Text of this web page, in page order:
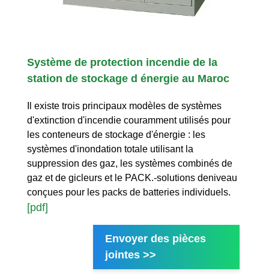
Système de protection incendie de la
station de stockage d énergie au Maroc
Il existe trois principaux modèles de systèmes
d'extinction d'incendie couramment utilisés pour
les conteneurs de stockage d'énergie : les
systèmes d'inondation totale utilisant la
suppression des gaz, les systèmes combinés de
gaz et de gicleurs et le PACK.-solutions deniveau
conçues pour les packs de batteries individuels.
[pdf]
Envoyer des pièces
jointes >>